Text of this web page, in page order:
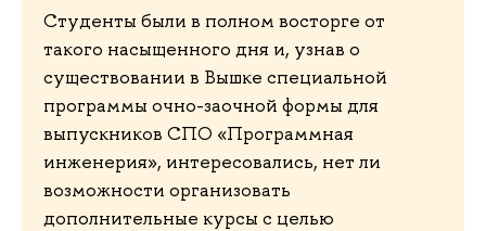
Студенты были в полном восторге от
такого насыщенного дня и, узнав о
существовании в Вышке специальной
программы очно-заочной формы для
выпускников СПО «Программная
инженерия», интересовались, нет ли
возможности организовать
дополнительные курсы с целью